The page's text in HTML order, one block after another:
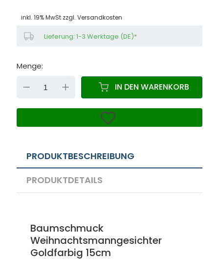
inkl. 19% MwSt zzgl. Versandkosten
Lieferung: 1-3 Werktage (DE)*
Menge:
DOWN IN DEN WARENKORB
PRODUKTBESCHREIBUNG
PRODUKTDETAILS
Baumschmuck
Weihnachtsmanngesichter
Goldfarbig 15cm